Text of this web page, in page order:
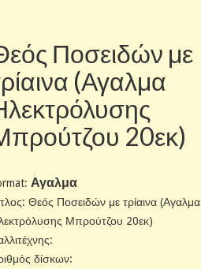
Ποσειδών με
(Αγαλμα
20εκ)
Αγαλμα
Θεός Ποσειδών με τρίαινα (Αγαλμα
Μπρούτζου 20εκ)
δίσκων: